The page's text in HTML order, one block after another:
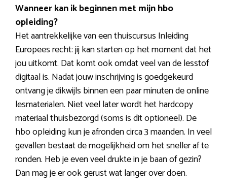
Wanneer kan ik beginnen met mijn hbo
opleiding?
Het aantrekkelijke van een thuiscursus Inleiding
Europees recht: jij kan starten op het moment dat het
jou uitkomt. Dat komt ook omdat veel van de lesstof
digitaal is. Nadat jouw inschrijving is goedgekeurd
ontvang je dikwijls binnen een paar minuten de online
lesmaterialen. Niet veel later wordt het hardcopy
materiaal thuisbezorgd (soms is dit optioneel). De
hbo opleiding kun je afronden circa 3 maanden. In veel
gevallen bestaat de mogelijkheid om het sneller af te
ronden. Heb je even veel drukte in je baan of gezin?
Dan mag je er ook gerust wat langer over doen.